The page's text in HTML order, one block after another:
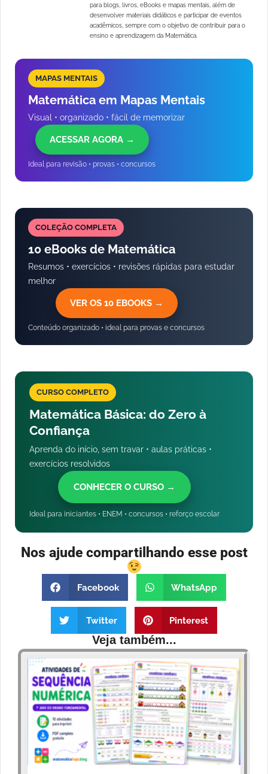
para blogs, livros, eBooks e mapas mentais, além de
desenvolver materiais didáticos e participar de eventos
acadêmicos, sempre com o objetivo de contribuir para o
ensino e aprendizagem da Matemática.
MAPAS MENTAIS
Matemática em Mapas Mentais
Visual • organizado • fácil de memorizar
ACESSAR AGORA →
Ideal para revisão • provas • concursos
COLEÇÃO COMPLETA
10 eBooks de Matemática
Resumos • exercícios • revisões rápidas para estudar
melhor
VER OS 10 EBOOKS →
Conteúdo organizado • ideal para provas e concursos
CURSO COMPLETO
Matemática Básica: do Zero à
Confiança
Aprenda do início, sem travar • aulas práticas •
exercícios resolvidos
CONHECER O CURSO →
Ideal para iniciantes • ENEM • concursos • reforço escolar
Nos ajude compartilhando esse post
Facebook WhatsApp
Twitter Pinterest
Veja também...